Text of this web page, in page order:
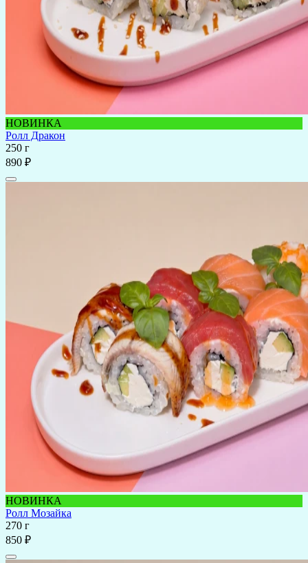
НОВИНКА
Ролл Дракон
250 г
890 ₽
НОВИНКА
Ролл Мозайка
270 г
850 ₽